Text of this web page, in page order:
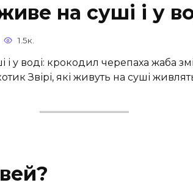
на суші і у
1.5к.
у воді: крокодил черепаха жаба
Звірі, які живуть на суші